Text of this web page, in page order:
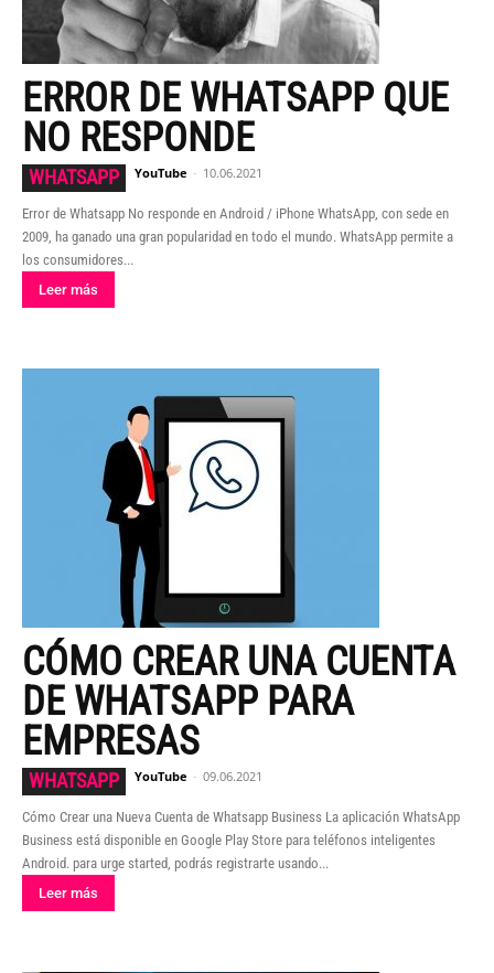
ERROR DE WHATSAPP QUE
NO RESPONDE
WHATSAPP YouTube - 10.06.2021
Error de Whatsapp No responde en Android / iPhone WhatsApp, con sede en
2009, ha ganado una gran popularidad en todo el mundo. WhatsApp permite a
los consumidores...
Leer más
CÓMO CREAR UNA CUENTA
DE WHATSAPP PARA
EMPRESAS
WHATSAPP YouTube - 09.06.2021
Cómo Crear una Nueva Cuenta de Whatsapp Business La aplicación WhatsApp
Business está disponible en Google Play Store para teléfonos inteligentes
Android. para urge started, podrás registrarte usando...
Leer más